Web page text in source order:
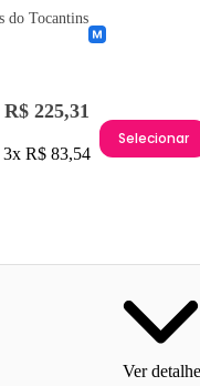
do Tocantins
R$ 225,31
3x R$ 83,54
Selecionar
Ver